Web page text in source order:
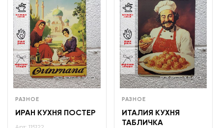
РАЗНОЕ
ИРАН КУХНЯ ПОСТЕР
РАЗНОЕ
ИТАЛИЯ КУХНЯ
ТАБЛИЧКА